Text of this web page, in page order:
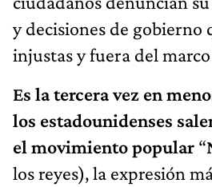
y decisiones de gobierno
injustas y fuera del
Es la tercera vez en
los estadounidenses
el movimiento popular “
los reyes), la expresión